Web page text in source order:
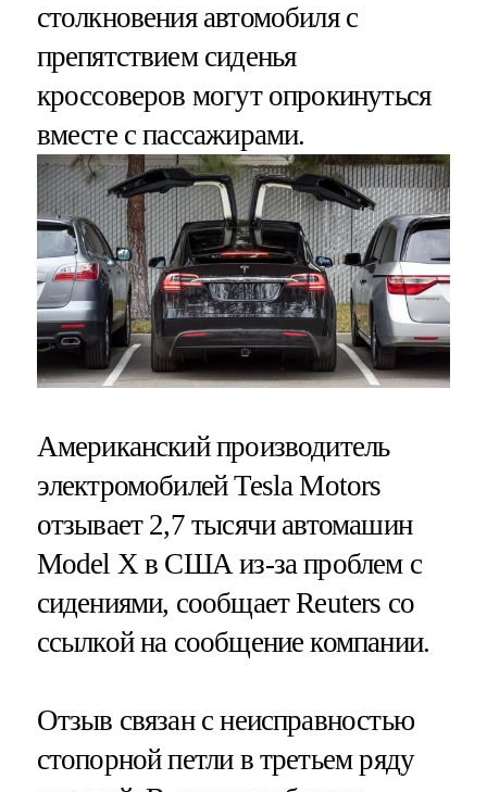
столкновения автомобиля с
препятствием сиденья
кроссоверов могут опрокинуться
вместе с пассажирами.
Американский производитель
электромобилей Tesla Motors
отзывает 2,7 тысячи автомашин
Model X в США из-за проблем с
сидениями, сообщает Reuters со
ссылкой на сообщение компании.
Отзыв связан с неисправностью
стопорной петли в третьем ряду